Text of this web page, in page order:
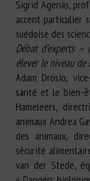
Sigrid Agenäs,
accent particulier
suédoise des
Débat d’experts
élever le niveau
Adam Drosio,
santé et le bien-
Hameleers,
animaux Andrea
des animaux,
sécurité
van der Stede,